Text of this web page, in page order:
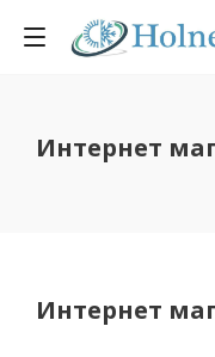
Интернет
Интернет